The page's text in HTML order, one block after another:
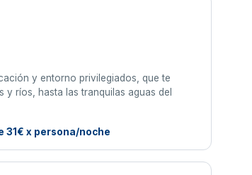
y entorno privilegiados, que te
ríos, hasta las tranquilas aguas del
31€ x persona/noche